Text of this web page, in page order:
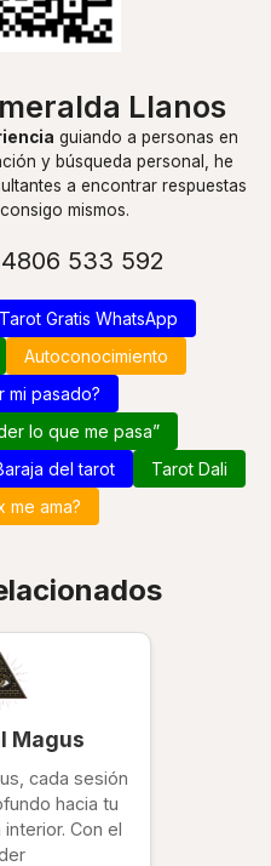
Llanos
guiando a personas en
y búsqueda personal, he
a encontrar respuestas
mismos.
533 592
Tarot Gratis WhatsApp
Autoconocimiento
mi pasado?
lo que me pasa”
del tarot
Tarot Dali
me ama?
Magus
cada sesión
hacia tu
Con el